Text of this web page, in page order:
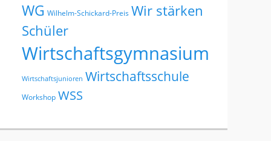
WG Wilhelm-Schickard-Preis Wir stärken
Schüler
Wirtschaftsgymnasium
Wirtschaftsjunioren Wirtschaftsschule
Workshop WSS